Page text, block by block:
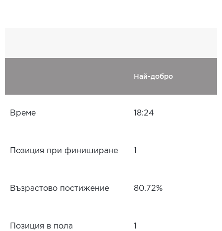
Най-добро
Време 18:24
Позиция при финиширане
Възрастово постижение 80.72%
Позиция в пола